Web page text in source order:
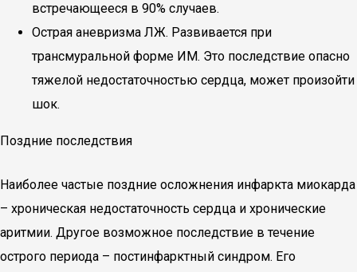
встречающееся в 90% случаев.
Острая аневризма ЛЖ. Развивается при
трансмуральной форме ИМ. Это последствие опасно
тяжелой недостаточностью сердца, может произойти
шок.
Поздние последствия
Наиболее частые поздние осложнения инфаркта миокарда
– хроническая недостаточность сердца и хронические
аритмии. Другое возможное последствие в течение
острого периода – постинфарктный синдром. Его